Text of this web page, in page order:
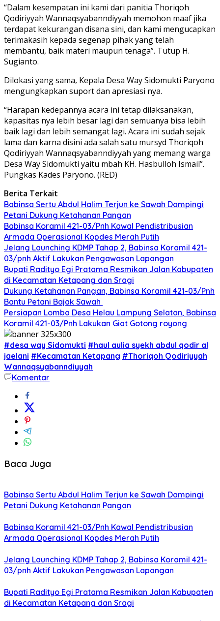
“Dalam kesempatan ini kami dari panitia Thoriqoh
Qodiriyyah Wannaqsyabanndiyyah memohon maaf jika
terdapat kekurangan disana sini, dan kami mengucapkan
terimakasih kepada segenap pihak yang telah
membantu, baik materi maupun tenaga”. Tutup H.
Sugianto.
Dilokasi yang sama, Kepala Desa Way Sidomukti Paryono
mengungkapkan suport dan apresiasi nya.
“Harapan kedepannya acara ini tetap dilaksanakan,
kapasitas nya lebih besar lagi dan semuanya bisa lebih
baik lagi dan lebih semangat lagi. Acara ini sudah sejak
lama dan karna disini ada salah satu mursyd Thoriqoh
Qodiriyyah Wannaqsyabanndiyyah yang memang warga
Desa Way Sidomukti yaitu mbah KH. Hasbulloh Ismail”.
Pungkas Kades Paryono. (RED)
Berita Terkait
Babinsa Sertu Abdul Halim Terjun ke Sawah Dampingi
Petani Dukung Ketahanan Pangan
Babinsa Koramil 421-03/Pnh Kawal Pendistribusian
Armada Operasional Kopdes Merah Putih
Jelang Launching KDMP Tahap 2, Babinsa Koramil 421-
03/pnh Aktif Lakukan Pengawasan Lapangan
Bupati Radityo Egi Pratama Resmikan Jalan Kabupaten
di Kecamatan Ketapang dan Sragi
Dukung Ketahanan Pangan, Babinsa Koramil 421-03/Pnh
Bantu Petani Bajak Sawah
Persiapan Lomba Desa Helau Lampung Selatan, Babinsa
Koramil 421-03/Pnh Lakukan Giat Gotong royong
#desa way Sidomukti #haul aulia syekh abdul qodir al
jaelani #Kecamatan Ketapang #Thoriqoh Qodiriyyah
Wannaqsyabanndiyyah
Komentar
Baca Juga
Babinsa Sertu Abdul Halim Terjun ke Sawah Dampingi
Petani Dukung Ketahanan Pangan
Babinsa Koramil 421-03/Pnh Kawal Pendistribusian
Armada Operasional Kopdes Merah Putih
Jelang Launching KDMP Tahap 2, Babinsa Koramil 421-
03/pnh Aktif Lakukan Pengawasan Lapangan
Bupati Radityo Egi Pratama Resmikan Jalan Kabupaten
di Kecamatan Ketapang dan Sragi